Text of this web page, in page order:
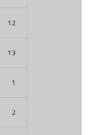
12
13
1
2